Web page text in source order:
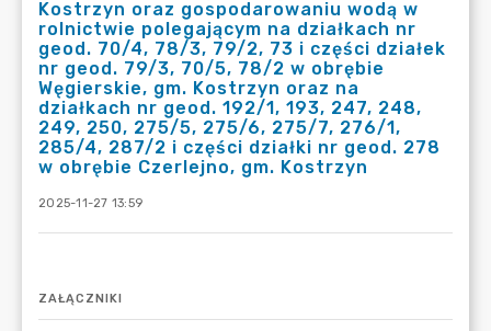
Kostrzyn oraz gospodarowaniu wodą w
rolnictwie polegającym na działkach nr
geod. 70/4, 78/3, 79/2, 73 i części działek
nr geod. 79/3, 70/5, 78/2 w obrębie
Węgierskie, gm. Kostrzyn oraz na
działkach nr geod. 192/1, 193, 247, 248,
249, 250, 275/5, 275/6, 275/7, 276/1,
285/4, 287/2 i części działki nr geod. 278
w obrębie Czerlejno, gm. Kostrzyn
2025-11-27 13:59
ZAŁĄCZNIKI